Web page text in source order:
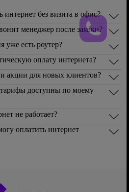
без визита в офис?
менеджер после заявки?
уже есть роутер?
оплату интернета?
акции для новых клиентов?
доступны по моему
не работает?
оплатить интернет